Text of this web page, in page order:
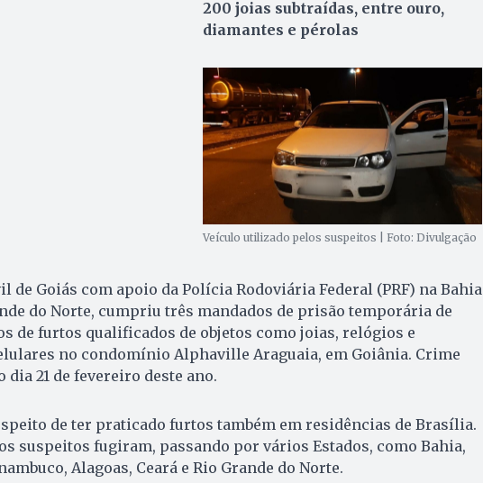
200 joias subtraídas, entre ouro,
diamantes e pérolas
Veículo utilizado pelos suspeitos | Foto: Divulgação
de Goiás com apoio da Polícia Rodoviária Federal (PRF) na Bahia
do Norte, cumpriu três mandados de prisão temporária de
de furtos qualificados de objetos como joias, relógios e
no condomínio Alphaville Araguaia, em Goiânia. Crime
dia 21 de fevereiro deste ano.
de ter praticado furtos também em residências de Brasília.
suspeitos fugiram, passando por vários Estados, como Bahia,
Alagoas, Ceará e Rio Grande do Norte.